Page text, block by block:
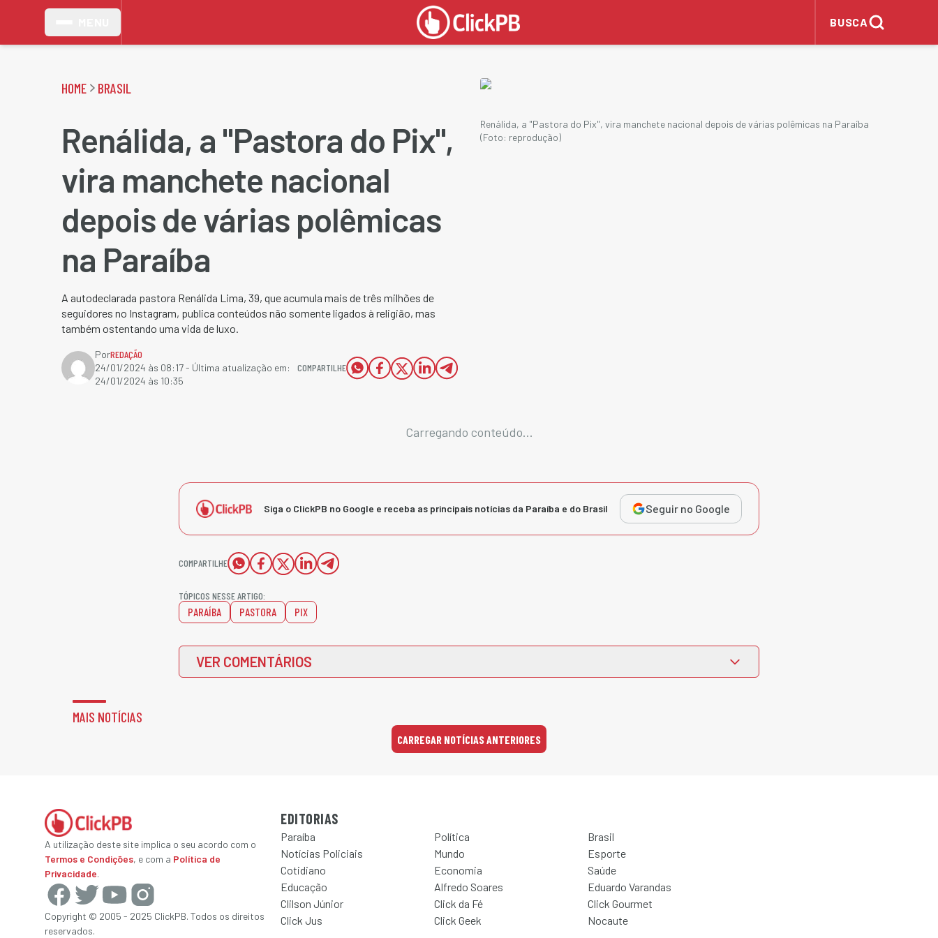
BUSCA
HOME BRASIL
Renálida, a "Pastora do Pix",
vira manchete nacional
depois de várias polêmicas
na Paraíba
A autodeclarada pastora Renálida Lima, 39, que acumula mais de três milhões de
seguidores no Instagram, publica conteúdos não somente ligados à religião, mas
também ostentando uma vida de luxo.
PorREDAÇÃO
24/01/2024 às 08:17- Última atualização em:
24/01/2024 às 10:35
COMPARTILHE
Renálida, a "Pastora do Pix", vira manchete nacional depois de várias polêmicas na Paraíba
(Foto: reprodução)
Carregando conteúdo...
Siga o ClickPB no Google e receba as principais notícias da Paraíba e do Brasil Seguir no Google
COMPARTILHE
TÓPICOS NESSE ARTIGO:
PARAÍBA PASTORA PIX
VER COMENTÁRIOS
MAIS NOTÍCIAS
CARREGAR NOTÍCIAS ANTERIORES
A utilização deste site implica o seu acordo com o
Termos e Condições, e com a Política de
Privacidade.
Copyright © 2005 - 2025 ClickPB. Todos os direitos
reservados.
EDITORIAS
Paraíba Política
Brasil
Notícias Policiais
Mundo
Esporte
Cotidiano
Economia
Saúde
Educação
Alfredo Soares
Eduardo Varandas
Clilson Júnior
Click da Fé
Click Gourmet
Click Jus
Click Geek Nocaute